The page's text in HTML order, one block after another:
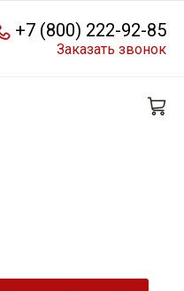
+7 (800) 222-92-85
Заказать звонок